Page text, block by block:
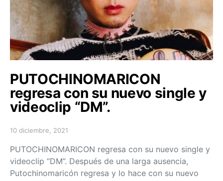
PUTOCHINOMARICON
regresa con su nuevo single y
videoclip “DM”.
Posted on
10 diciembre, 2021
PUTOCHINOMARICON regresa con su nuevo single y
videoclip “DM”. Después de una larga ausencia,
Putochinomaricón regresa y lo hace con su nuevo